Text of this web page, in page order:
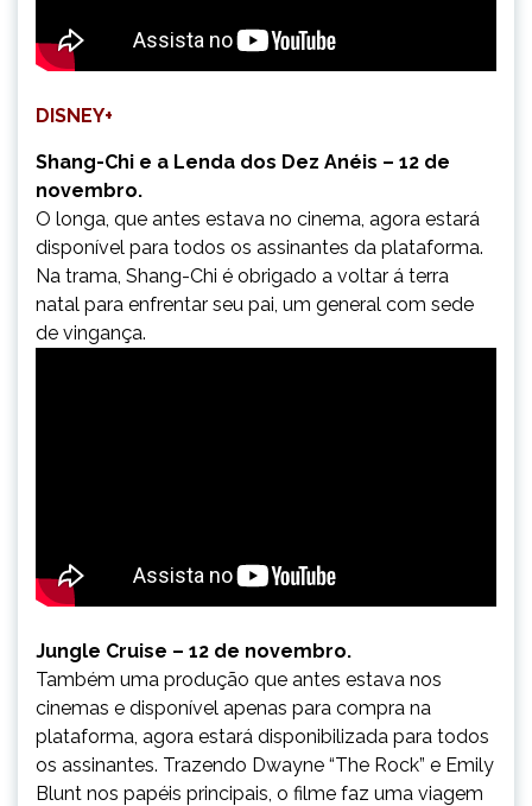
DISNEY+
Shang-Chi e a Lenda dos Dez Anéis – 12 de
novembro.
O longa, que antes estava no cinema, agora estará
disponível para todos os assinantes da plataforma.
Na trama, Shang-Chi é obrigado a voltar á terra
natal para enfrentar seu pai, um general com sede
de vingança.
Jungle Cruise – 12 de novembro.
Também uma produção que antes estava nos
cinemas e disponível apenas para compra na
plataforma, agora estará disponibilizada para todos
os assinantes. Trazendo Dwayne “The Rock” e Emily
Blunt nos papéis principais, o filme faz uma viagem